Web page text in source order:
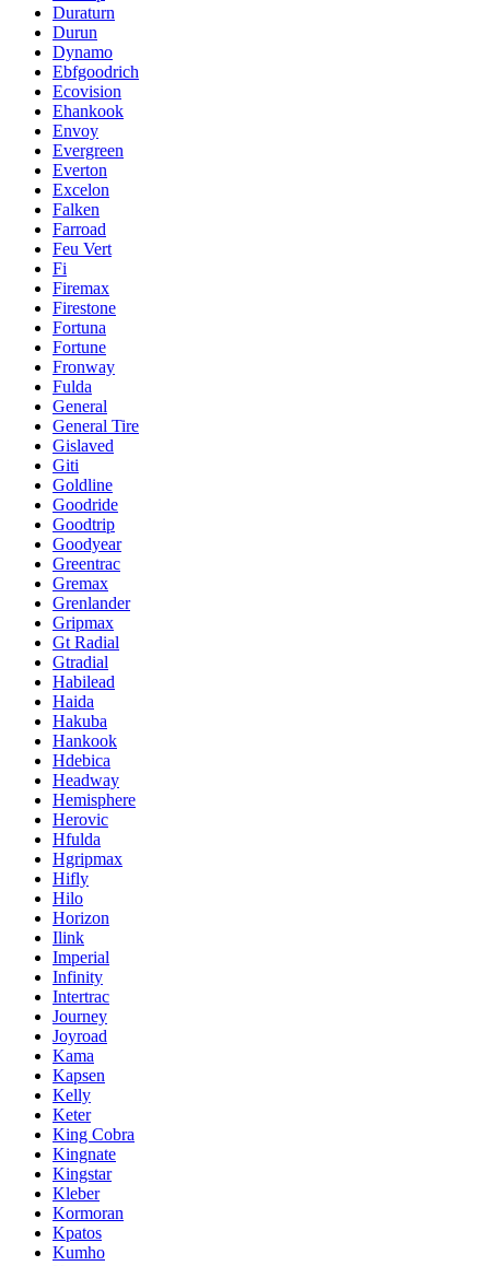
Duraturn
Durun
Dynamo
Ebfgoodrich
Ecovision
Ehankook
Envoy
Evergreen
Everton
Excelon
Falken
Farroad
Feu Vert
Fi
Firemax
Firestone
Fortuna
Fortune
Fronway
Fulda
General
General Tire
Gislaved
Giti
Goldline
Goodride
Goodtrip
Goodyear
Greentrac
Gremax
Grenlander
Gripmax
Gt Radial
Gtradial
Habilead
Haida
Hakuba
Hankook
Hdebica
Headway
Hemisphere
Herovic
Hfulda
Hgripmax
Hifly
Hilo
Horizon
Ilink
Imperial
Infinity
Intertrac
Journey
Joyroad
Kama
Kapsen
Kelly
Keter
King Cobra
Kingnate
Kingstar
Kleber
Kormoran
Kpatos
Kumho